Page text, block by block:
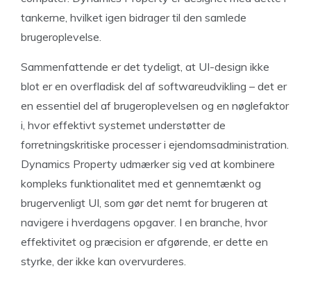
tankerne, hvilket igen bidrager til den samlede
brugeroplevelse.
Sammenfattende er det tydeligt, at UI-design ikke
blot er en overfladisk del af softwareudvikling – det er
en essentiel del af brugeroplevelsen og en nøglefaktor
i, hvor effektivt systemet understøtter de
forretningskritiske processer i ejendomsadministration.
Dynamics Property udmærker sig ved at kombinere
kompleks funktionalitet med et gennemtænkt og
brugervenligt UI, som gør det nemt for brugeren at
navigere i hverdagens opgaver. I en branche, hvor
effektivitet og præcision er afgørende, er dette en
styrke, der ikke kan overvurderes.